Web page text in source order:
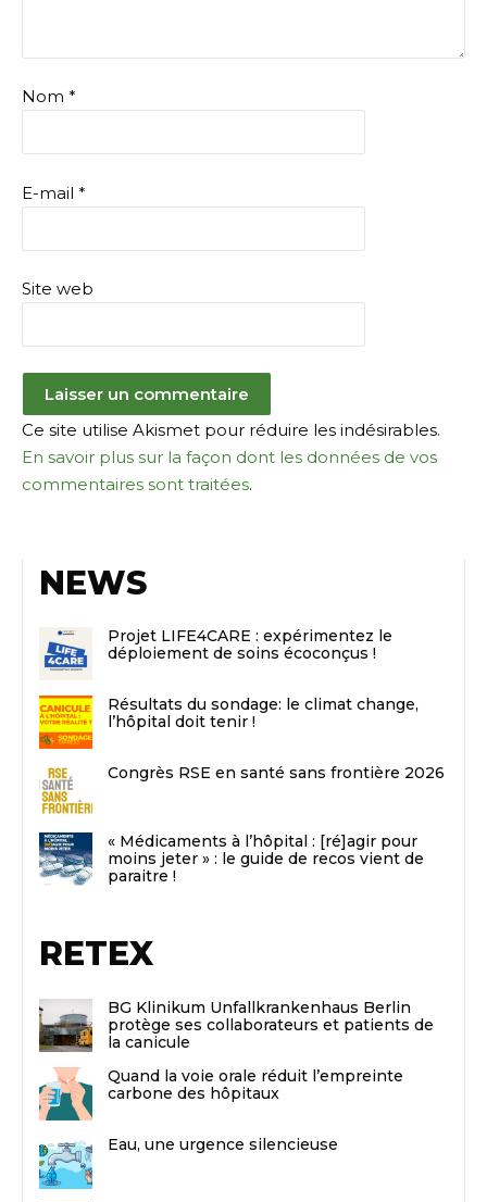
Nom *
E-mail *
Site web
Ce site utilise Akismet pour réduire les indésirables.
En savoir plus sur la façon dont les données de vos
commentaires sont traitées.
NEWS
Projet LIFE4CARE : expérimentez le
déploiement de soins écoconçus !
Résultats du sondage: le climat change,
l’hôpital doit tenir !
Congrès RSE en santé sans frontière 2026
« Médicaments à l’hôpital : [ré]agir pour
moins jeter » : le guide de recos vient de
paraitre !
RETEX
BG Klinikum Unfallkrankenhaus Berlin
protège ses collaborateurs et patients de
la canicule
Quand la voie orale réduit l’empreinte
carbone des hôpitaux
Eau, une urgence silencieuse